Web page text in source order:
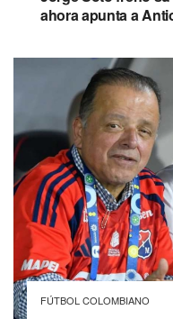
ahora apunta a
FÚTBOL COLOMBIANO